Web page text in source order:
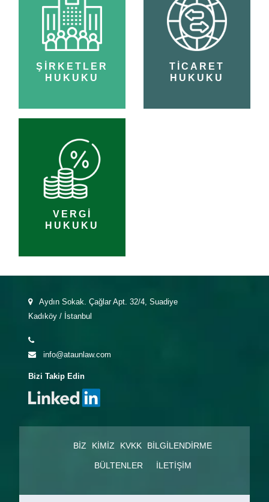
ŞİRKETLER
HUKUKU
TİCARET
HUKUKU
VERGİ
HUKUKU
Aydın Sokak. Çağlar Apt. 32/4, Suadiye
Kadıköy / İstanbul
info@ataunlaw.com
Bizi Takip Edin
BIZ KIMIZ KVKK BILGILENDIRME
BÜLTENLER İLETIŞIM